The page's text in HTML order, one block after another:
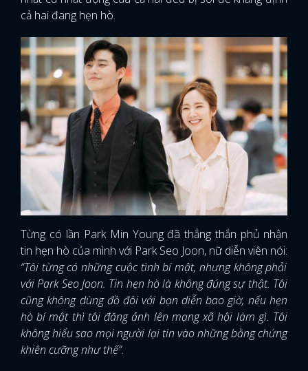
cả hai đang hẹn hò.
Từng có lần Park Min Young đã thẳng thắn phủ nhận
tin hẹn hò của mình với Park Seo Joon, nữ diễn viên nói:
“Tôi từng có những cuộc tình bí mật, nhưng không phải
với Park Seo Joon. Tin hẹn hò là không đúng sự thật. Tôi
cũng không dùng đồ đôi với bạn diễn bao giờ, nếu hẹn
hò bí mật thì tôi đăng ảnh lên mạng xã hội làm gì. Tôi
không hiểu sao mọi người lại tin vào những bằng chứng
khiên cưỡng như thế”.